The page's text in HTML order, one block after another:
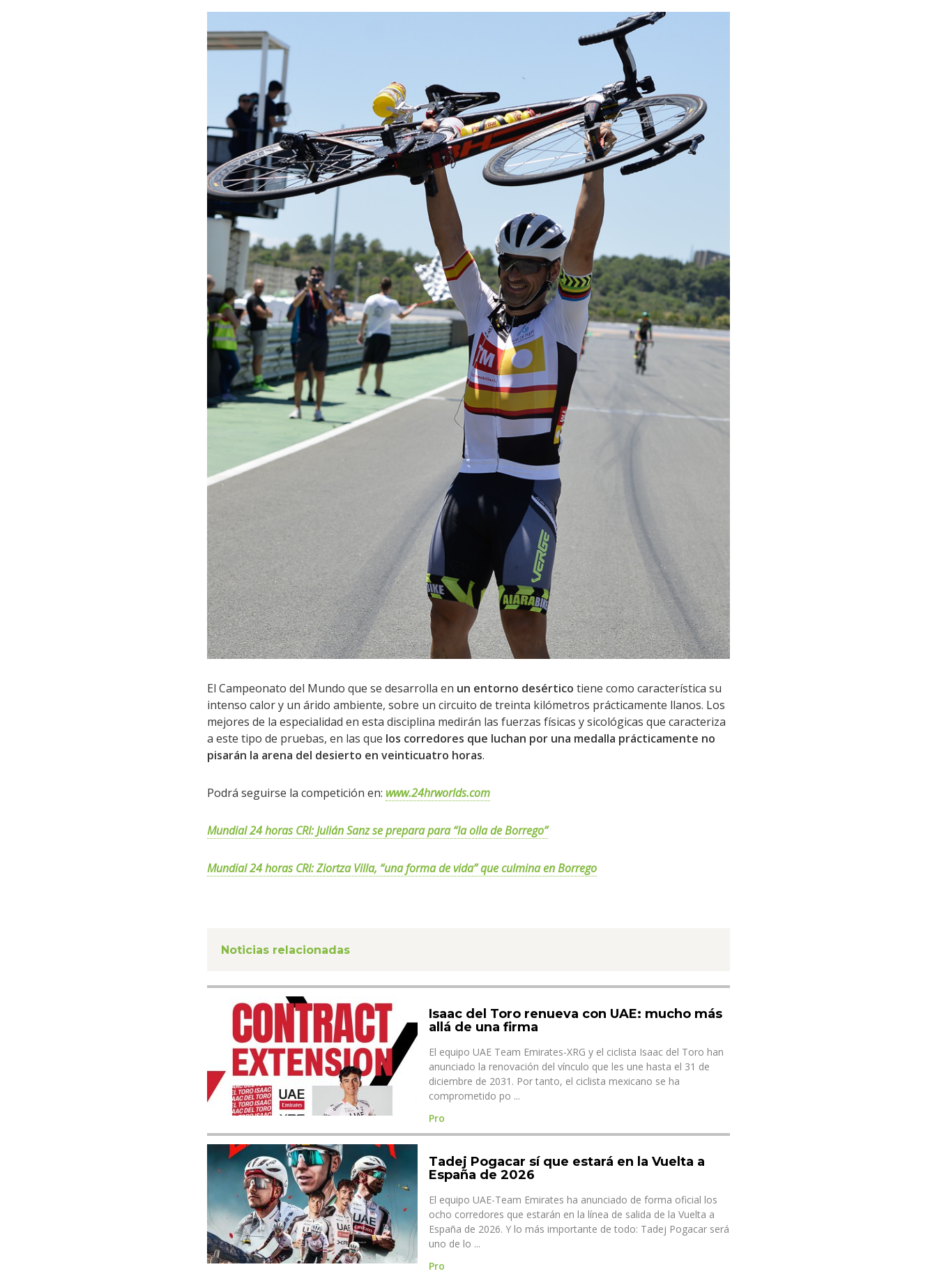
El Campeonato del Mundo que se desarrolla en un entorno desértico tiene como característica su
intenso calor y un árido ambiente, sobre un circuito de treinta kilómetros prácticamente llanos. Los
mejores de la especialidad en esta disciplina medirán las fuerzas físicas y sicológicas que caracteriza
a este tipo de pruebas, en las que los corredores que luchan por una medalla prácticamente no
pisarán la arena del desierto en veinticuatro horas.
Podrá seguirse la competición en: www.24hrworlds.com
Mundial 24 horas CRI: Julián Sanz se prepara para “la olla de Borrego”
Mundial 24 horas CRI: Ziortza Villa, “una forma de vida” que culmina en Borrego
Noticias relacionadas
Isaac del Toro renueva con UAE: mucho más
allá de una firma
El equipo UAE Team Emirates-XRG y el ciclista Isaac del Toro han
anunciado la renovación del vínculo que les une hasta el 31 de
diciembre de 2031. Por tanto, el ciclista mexicano se ha
comprometido po ...
Pro
Tadej Pogacar sí que estará en la Vuelta a
España de 2026
El equipo UAE-Team Emirates ha anunciado de forma oficial los
ocho corredores que estarán en la línea de salida de la Vuelta a
España de 2026. Y lo más importante de todo: Tadej Pogacar será
uno de lo ...
Pro